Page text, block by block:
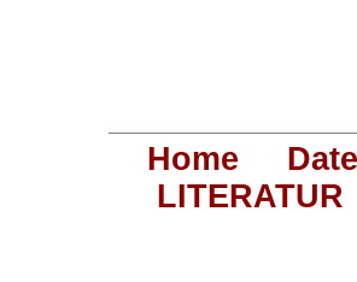
Home
LITERATUR